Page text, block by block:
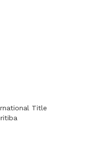
Title